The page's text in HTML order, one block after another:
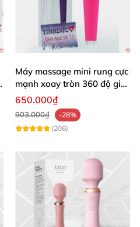
Máy massage mini rung cực
mạnh xoay tròn 360 độ giá
rẻ chất lượng
650.000₫
903.000₫
-28%
(206)